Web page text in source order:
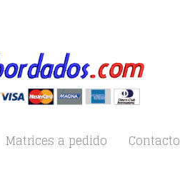
Matrices a pedido Contacto